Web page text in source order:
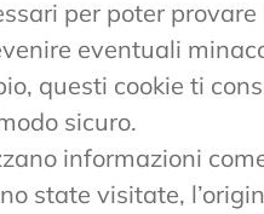
per poter
eventuali
questi cookie ti
sicuro.
informazioni
state visitate,